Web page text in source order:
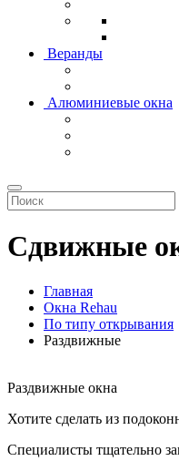
Веранды
Алюминиевые окна
Сдвижные
Главная
Окна Rehau
По типу открывания
Раздвижные
Раздвижные окна
Хотите сделать из
Специалисты тщательно